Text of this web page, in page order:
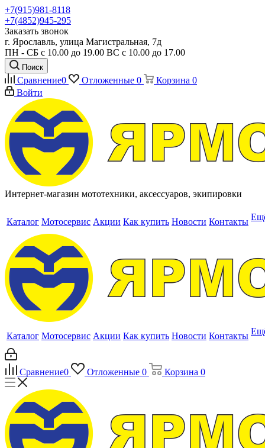
+7(915)981-8118
+7(4852)945-295
Заказать звонок
г. Ярославль, улица Магистральная, 7д
ПН - СБ с 10.00 до 19.00 ВС с 10.00 до 17.00
Поиск
Сравнение0 Отложенные 0 Корзина 0
Войти
Интернет-магазин мототехники, аксессуаров, экипировки
Каталог Мотосервис Акции Как купить Новости Контакты
Каталог Мотосервис Акции Как купить Новости Контакты
Сравнение0 Отложенные 0 Корзина 0